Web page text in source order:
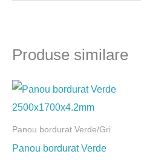
Produse similare
Panou bordurat Verde/Gri
Panou bordurat Verde